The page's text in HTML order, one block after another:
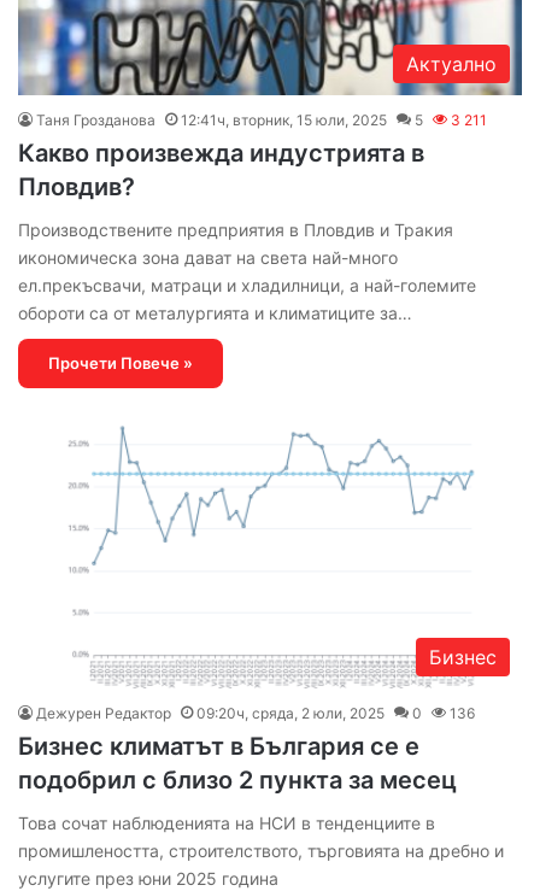
Актуално
Таня Грозданова 12:41ч, вторник, 15 юли, 2025 5 3 211
Какво произвежда индустрията в
Пловдив?
Производствените предприятия в Пловдив и Тракия
икономическа зона дават на света най-много
ел.прекъсвачи, матраци и хладилници, а най-големите
обороти са от металургията и климатиците за…
Прочети Повече »
Бизнес
Дежурен Редактор 09:20ч, сряда, 2 юли, 2025 0 136
Бизнес климатът в България се е
подобрил с близо 2 пункта за месец
Това сочат наблюденията на НСИ в тенденциите в
промишлеността, строителството, търговията на дребно и
услугите през юни 2025 година